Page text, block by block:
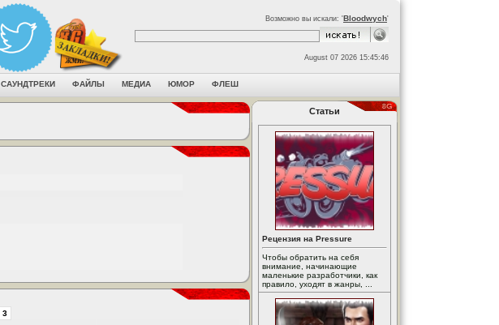
Возможно вы искали: 'Bloodwych'
August 07 2026 15:45:46
САУНДТРЕКИ ФАЙЛЫ МЕДИА ЮМОР ФЛЕШ
3
Статьи
Рецензия на Pressure
Чтобы обратить на себя
внимание, начинающие
маленькие разработчики, как
правило, уходят в жанры, ...